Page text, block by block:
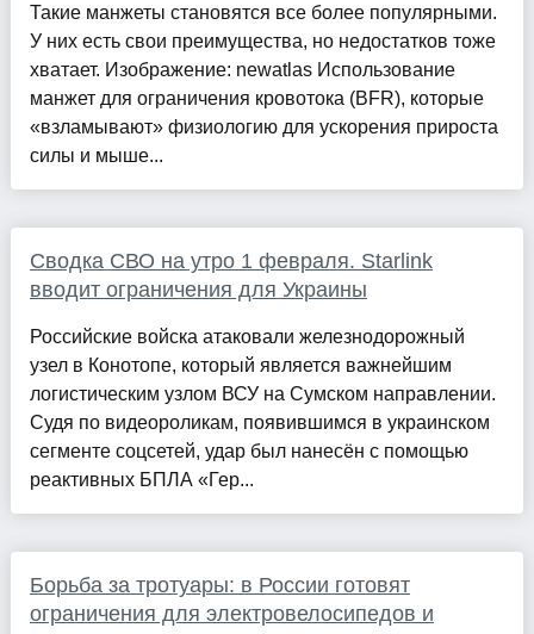
Такие манжеты становятся все более популярными.
У них есть свои преимущества, но недостатков тоже
хватает. Изображение: newatlas Использование
манжет для ограничения кровотока (BFR), которые
«взламывают» физиологию для ускорения прироста
силы и мыше...
Сводка СВО на утро 1 февраля. Starlink
вводит ограничения для Украины
Российские войска атаковали железнодорожный
узел в Конотопе, который является важнейшим
логистическим узлом ВСУ на Сумском направлении.
Судя по видеороликам, появившимся в украинском
сегменте соцсетей, удар был нанесён с помощью
реактивных БПЛА «Гер...
Борьба за тротуары: в России готовят
ограничения для электровелосипедов и